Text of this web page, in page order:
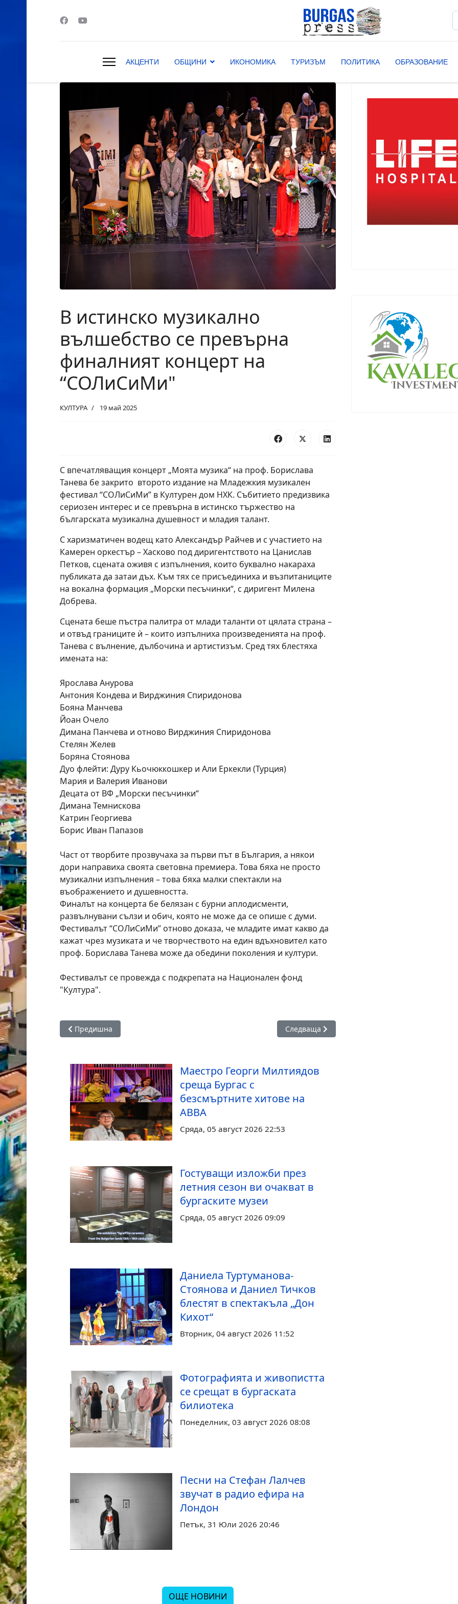
АКЦЕНТИ ОБЩИНИ ИКОНОМИКА ТУРИЗЪМ ПОЛИТИКА ОБРАЗОВАНИЕ
В истинско музикално
вълшебство се превърна
финалният концерт на
“СОЛиСиМи"
КУЛТУРА 19 май 2025
С впечатляващия концерт „Моята музика“ на проф. Борислава
Танева бе закрито второто издание на Младежкия музикален
фестивал “СОЛиСиМи” в Културен дом НХК. Събитието предизвика
сериозен интерес и се превърна в истинско тържество на
българската музикална душевност и младия талант.
С харизматичен водещ като Александър Райчев и с участието на
Камерен оркестър – Хасково под диригентството на Цанислав
Петков, сцената оживя с изпълнения, които буквално накараха
публиката да затаи дъх. Към тях се присъединиха и възпитаниците
на вокална формация „Морски песъчинки“, с диригент Милена
Добрева.
Сцената беше пъстра палитра от млади таланти от цялата страна –
и отвъд границите ѝ – които изпълниха произведенията на проф.
Танева с вълнение, дълбочина и артистизъм. Сред тях блестяха
имената на:
Ярослава Анурова
Антония Кондeва и Вирджиния Спиридонова
Бояна Манчева
Йоан Очело
Димана Панчeва и отново Вирджиния Спиридонова
Стелян Желев
Боряна Стоянова
Дуо флейти: Дуру Кьочюккошкер и Али Еркекли (Турция)
Мария и Валерия Иванови
Децата от ВФ „Морски песъчинки“
Димана Темнискова
Катрин Георгиева
Борис Иван Папазов
Част от творбите прозвучаха за първи път в България, а някои
дори направиха своята световна премиера. Това бяха не просто
музикални изпълнения – това бяха малки спектакли на
въображението и душевността.
Финалът на концерта бе белязан с бурни аплодисменти,
развълнувани сълзи и обич, която не може да се опише с думи.
Фестивалът “СОЛиСиМи” отново доказа, че младите имат какво да
кажат чрез музиката и че творчеството на един вдъхновител като
проф. Борислава Танева може да обедини поколения и култури.
Фестивалът се провежда с подкрепата на Национален фонд
"Култура".
Предишна статия: Изложба на Георги Баев в Берлин подкрепя Бургас за Европейска столица на културата
Предишна Следваща статия: Пълна зала, бурни
Следваща
Маестро Георги Милтиядов
среща Бургас с
безсмъртните хитове на
ABBA
Сряда, 05 август 2026 22:53
Гостуващи изложби през
летния сезон ви очакват в
бургаските музеи
Сряда, 05 август 2026 09:09
Даниела Туртуманова-
Стоянова и Даниел Тичков
блестят в спектакъла „Дон
Кихот“
Вторник, 04 август 2026 11:52
Фотографията и живопистта
се срещат в бургаската
билиотека
Понеделник, 03 август 2026 08:08
Песни на Стефан Лалчев
звучат в радио ефира на
Лондон
Петък, 31 Юли 2026 20:46
ОЩЕ НОВИНИ